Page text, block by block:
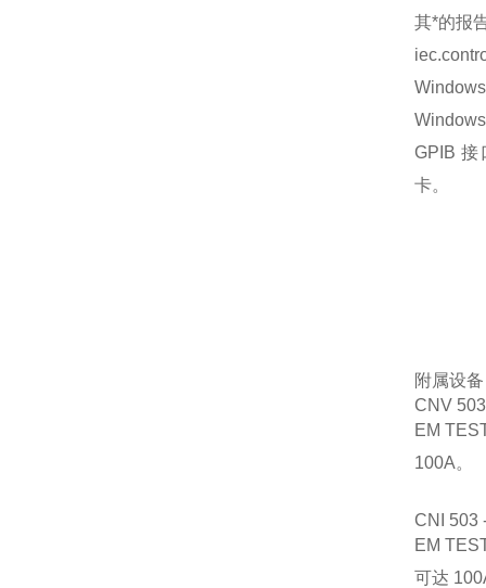
其*的报
GPIB
卡。
附属设备
CNV
EM
100A。
CNI 503
EM
可达